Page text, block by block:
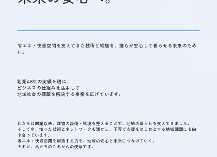
私たちは創業以来、建物の設備・環境を整えることで、地域の暮らしを支えてきました。
そして今、培った技術とネットワークを活かし、子育て支援をはじめとする地域課題にも向
き合っています。
省エネ・快適空間を創造する力を、地域の安心と未来につなげていく。
それが、私たちのこれからの使命です。
省エネ・快適空間を支えてきた技術と経験を、誰もが安心して暮らせる未来のため
に。
創業48年の実績を礎に、
ビジネスの仕組みを活用して
地域社会の課題を解決する事業を広げています。